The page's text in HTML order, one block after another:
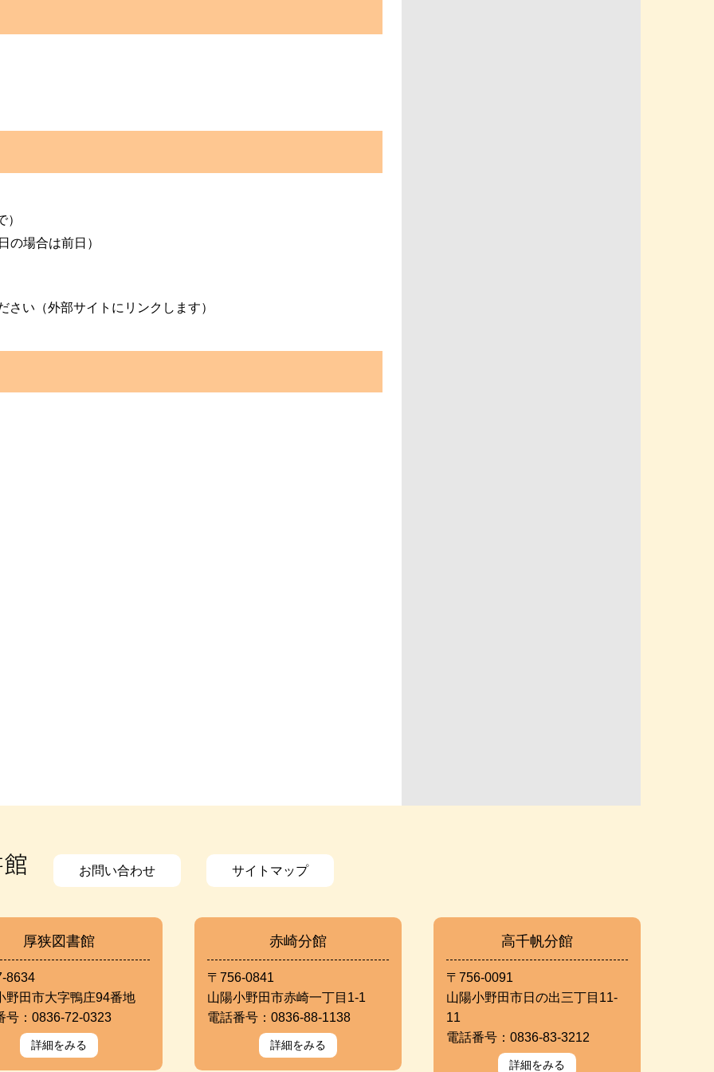
場合は前日）
さい（外部サイトにリンクします）
お問い合わせ サイトマップ
厚狭図書館
8634
野田市大字鴨庄94番地
号：0836-72-0323
詳細をみる
赤崎分館
〒756-0841
山陽小野田市赤崎一丁目1-1
電話番号：0836-88-1138
詳細をみる
高千帆分館
〒756-0091
山陽小野田市日の出三丁目11-
11
電話番号：0836-83-3212
詳細をみる